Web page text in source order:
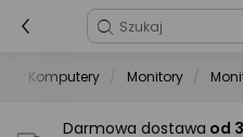
Komputery Monitory
Darmowa dostawa od